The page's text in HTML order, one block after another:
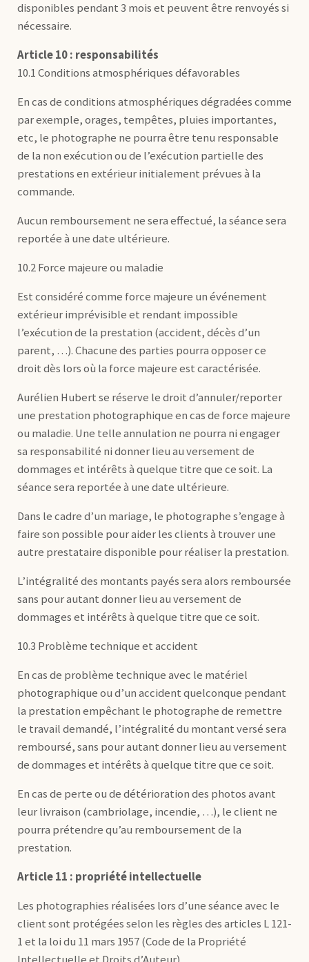
disponibles pendant 3 mois et peuvent être renvoyés si
nécessaire.
Article 10 : responsabilités
10.1 Conditions atmosphériques défavorables
En cas de conditions atmosphériques dégradées comme
par exemple, orages, tempêtes, pluies importantes,
etc, le photographe ne pourra être tenu responsable
de la non exécution ou de l’exécution partielle des
prestations en extérieur initialement prévues à la
commande.
Aucun remboursement ne sera effectué, la séance sera
reportée à une date ultérieure.
10.2 Force majeure ou maladie
Est considéré comme force majeure un événement
extérieur imprévisible et rendant impossible
l’exécution de la prestation (accident, décès d’un
parent, …). Chacune des parties pourra opposer ce
droit dès lors où la force majeure est caractérisée.
Aurélien Hubert se réserve le droit d’annuler/reporter
une prestation photographique en cas de force majeure
ou maladie. Une telle annulation ne pourra ni engager
sa responsabilité ni donner lieu au versement de
dommages et intérêts à quelque titre que ce soit. La
séance sera reportée à une date ultérieure.
Dans le cadre d’un mariage, le photographe s’engage à
faire son possible pour aider les clients à trouver une
autre prestataire disponible pour réaliser la prestation.
L’intégralité des montants payés sera alors remboursée
sans pour autant donner lieu au versement de
dommages et intérêts à quelque titre que ce soit.
10.3 Problème technique et accident
En cas de problème technique avec le matériel
photographique ou d’un accident quelconque pendant
la prestation empêchant le photographe de remettre
le travail demandé, l’intégralité du montant versé sera
remboursé, sans pour autant donner lieu au versement
de dommages et intérêts à quelque titre que ce soit.
En cas de perte ou de détérioration des photos avant
leur livraison (cambriolage, incendie, …), le client ne
pourra prétendre qu’au remboursement de la
prestation.
Article 11 : propriété intellectuelle
Les photographies réalisées lors d’une séance avec le
client sont protégées selon les règles des articles L 121-
1 et la loi du 11 mars 1957 (Code de la Propriété